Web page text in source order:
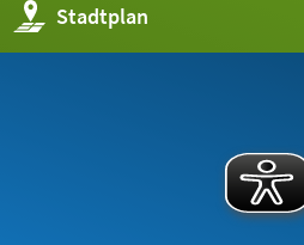
Stadtplan
(Öffnet
in
einem